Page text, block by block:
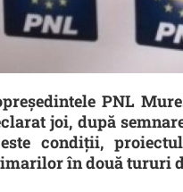
PNL
joi, după
condiţii,
în două tururi